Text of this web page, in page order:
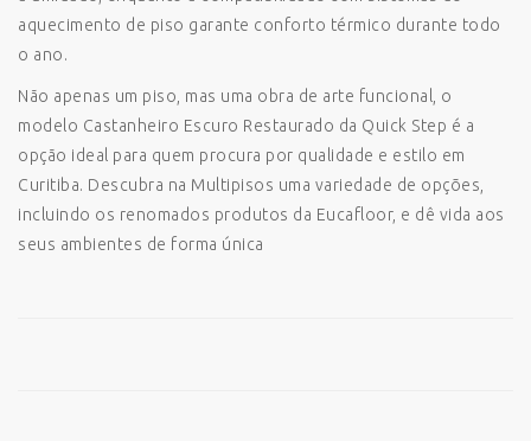
aquecimento de piso garante conforto térmico durante todo
o ano.
Não apenas um piso, mas uma obra de arte funcional, o
modelo Castanheiro Escuro Restaurado da Quick Step é a
opção ideal para quem procura por qualidade e estilo em
Curitiba. Descubra na Multipisos uma variedade de opções,
incluindo os renomados produtos da Eucafloor, e dê vida aos
seus ambientes de forma única